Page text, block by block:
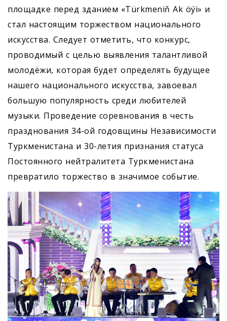
площадке перед зданием «Türkmeniň Ak öýi» и
стал настоящим торжеством национального
искусства. Следует отметить, что конкурс,
проводимый с целью выявления талантливой
молодёжи, которая будет определять будущее
нашего национального искусства, завоевал
большую популярность среди любителей
музыки. Проведение соревнования в честь
празднования 34-ой годовщины Независимости
Туркменистана и 30-летия признания статуса
Постоянного нейтралитета Туркменистана
превратило торжество в значимое событие.